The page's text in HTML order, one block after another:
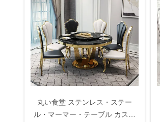
丸い食堂 ステンレス・ステー
ル・マーマー・テーブル カスタ